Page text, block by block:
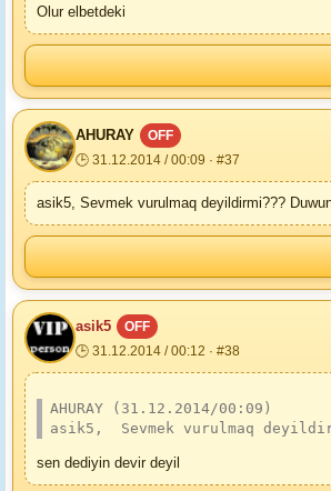
Olur elbetdeki
AHURAY
OFF
🕒 31.12.2014 / 00:09 · #37
asik5, Sevmek vurulmaq deyildirmi???
asik5
OFF
🕒 31.12.2014 / 00:12 · #38
AHURAY (31.12.2014/00:09)
asik5,  Sevmek vurulmaq
sen dediyin devir deyil